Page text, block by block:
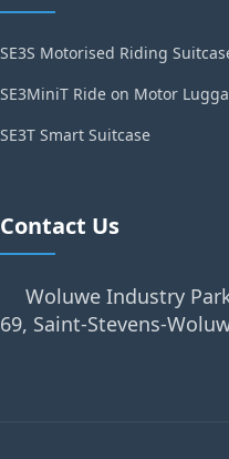
SE3S Motorised Riding
SE3MiniT Ride on Motor
SE3T Smart Suitcase
Contact Us
Woluwe Industry
69, Saint-Stevens-